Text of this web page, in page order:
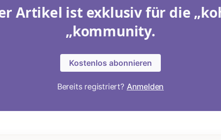
Artikel ist exklusiv für die
„kommunity.
Kostenlos abonnieren
Bereits registriert? Anmelden